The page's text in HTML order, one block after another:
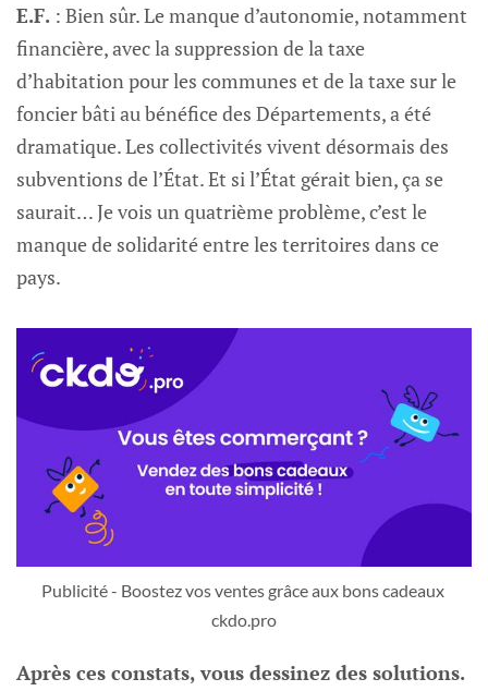
E.F. : Bien sûr. Le manque d’autonomie, notamment
financière, avec la suppression de la taxe
d’habitation pour les communes et de la taxe sur le
foncier bâti au bénéfice des Départements, a été
dramatique. Les collectivités vivent désormais des
subventions de l’État. Et si l’État gérait bien, ça se
saurait… Je vois un quatrième problème, c’est le
manque de solidarité entre les territoires dans ce
pays.
Publicité - Boostez vos ventes grâce aux bons cadeaux
ckdo.pro
Après ces constats, vous dessinez des solutions.